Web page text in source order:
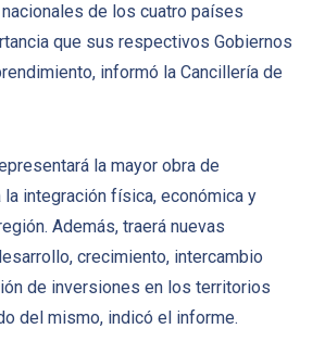
de los cuatro países
que sus respectivos Gobiernos
informó la Cancillería de
la mayor obra de
la integración física, económica y
Además, traerá nuevas
crecimiento, intercambio
de inversiones en los territorios
del mismo, indicó el informe.